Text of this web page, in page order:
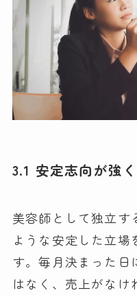
3.1 安定志向が強
美容師として独立す
ような安定した立場
す。毎月決まった日
はなく、売上がなけ